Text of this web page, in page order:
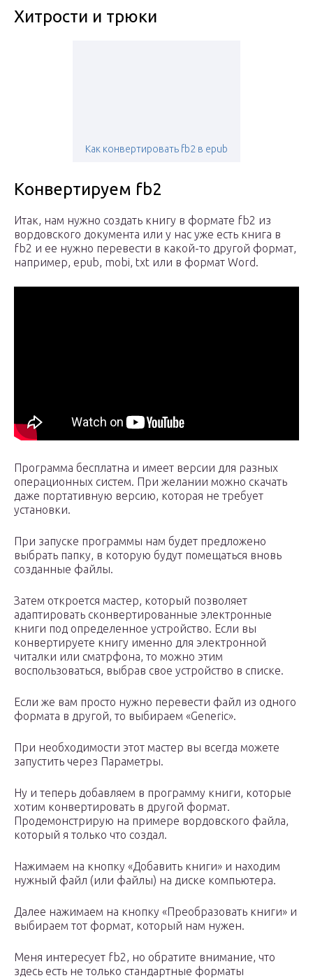
Хитрости и трюки
Как конвертировать fb2 в epub
Конвертируем fb2
Итак, нам нужно создать книгу в формате fb2 из
вордовского документа или у нас уже есть книга в
fb2 и ее нужно перевести в какой-то другой формат,
например, epub, mobi, txt или в формат Word.
Программа бесплатна и имеет версии для разных
операционных систем. При желании можно скачать
даже портативную версию, которая не требует
установки.
При запуске программы нам будет предложено
выбрать папку, в которую будут помещаться вновь
созданные файлы.
Затем откроется мастер, который позволяет
адаптировать сконвертированные электронные
книги под определенное устройство. Если вы
конвертируете книгу именно для электронной
читалки или сматрфона, то можно этим
воспользоваться, выбрав свое устройство в списке.
Если же вам просто нужно перевести файл из одного
формата в другой, то выбираем «Generic».
При необходимости этот мастер вы всегда можете
запустить через Параметры.
Ну и теперь добавляем в программу книги, которые
хотим конвертировать в другой формат.
Продемонстрирую на примере вордовского файла,
который я только что создал.
Нажимаем на кнопку «Добавить книги» и находим
нужный файл (или файлы) на диске компьютера.
Далее нажимаем на кнопку «Преобразовать книги» и
выбираем тот формат, который нам нужен.
Меня интересует fb2, но обратите внимание, что
здесь есть не только стандартные форматы